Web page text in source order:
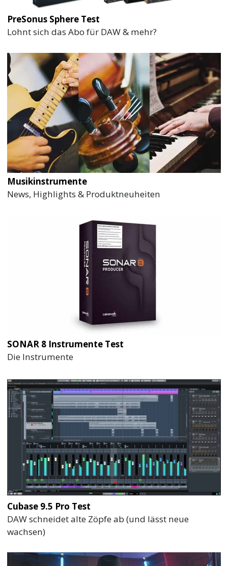
PreSonus Sphere Test
Lohnt sich das Abo für DAW & mehr?
Musikinstrumente
News, Highlights & Produktneuheiten
SONAR 8 Instrumente Test
Die Instrumente
Cubase 9.5 Pro Test
DAW schneidet alte Zöpfe ab (und lässt neue
wachsen)